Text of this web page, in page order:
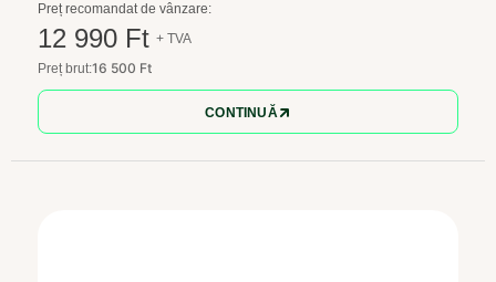
Preț recomandat de vânzare:
12 990 Ft + TVA
Preț brut:16 500 Ft
CONTINUĂ